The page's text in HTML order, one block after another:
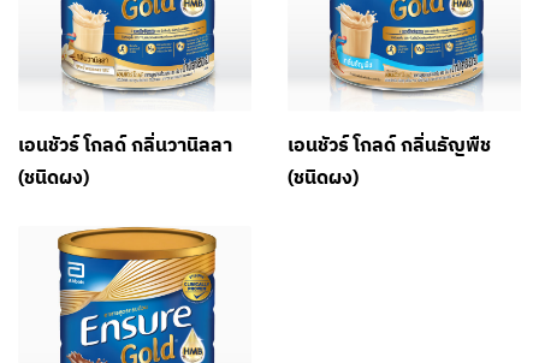
เอนชัวร์ โกลด์ กลิ่นวานิลลา
(ชนิดผง)
เอนชัวร์ โกลด์ กลิ่นธัญพืช
(ชนิดผง)